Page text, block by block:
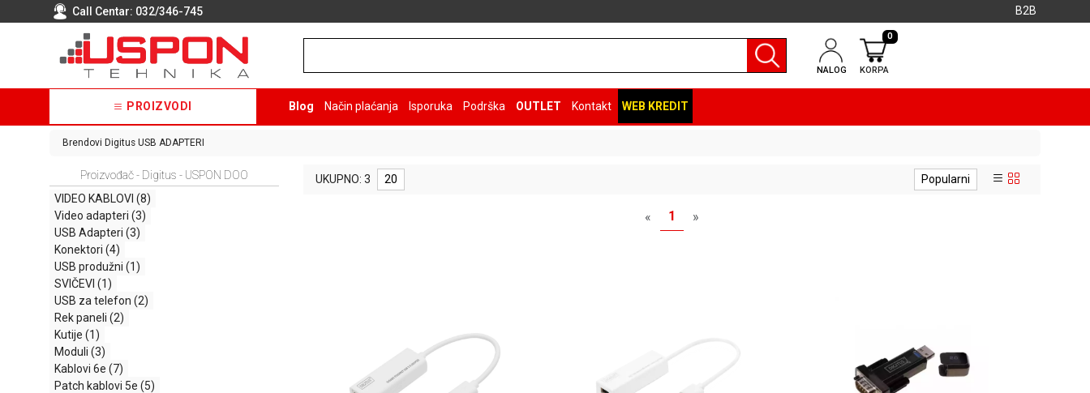
Call Centar: 032/346-745 B2B
NALOG KORPA
0
PROIZVODI Blog Način plaćanja Isporuka Podrška OUTLET Kontakt WEB KREDIT
Brendovi DigitusUSB ADAPTERI
Proizvođač - Digitus - USPON DOO
VIDEO KABLOVI (8)
Video adapteri (3)
USB Adapteri (3)
Konektori (4)
USB produžni (1)
SVIČEVI (1)
USB za telefon (2)
Rek paneli (2)
Kutije (1)
Moduli (3)
Kablovi 6e (7)
Patch kablovi 5e (5)
UKUPNO: 3 20 Popularni
« 1 »